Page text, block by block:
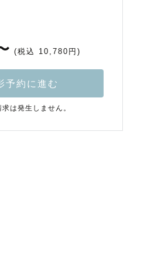
(税込 10,780円)
予約に進む
は発生しません。